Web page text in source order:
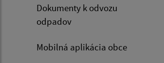
Dokumenty k odvozu
odpadov
Mobilná aplikácia obce